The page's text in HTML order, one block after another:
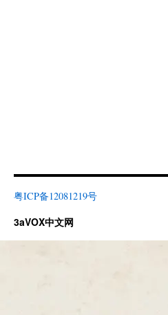
粤ICP备12081219号
3aVOX中文网